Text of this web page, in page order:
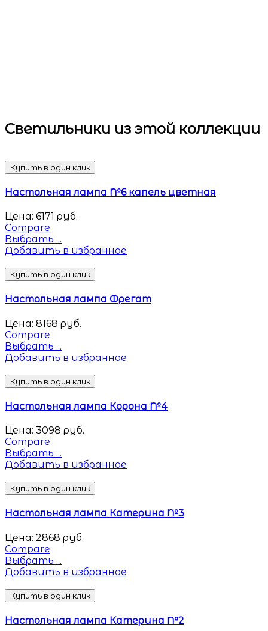
Светильники из этой коллекции
Купить в один клик
Настольная лампа №6 капель цветная
Цена: 6171 руб.
Compare
Выбрать ...
Добавить в избранное
Купить в один клик
Настольная лампа Фрегат
Цена: 8168 руб.
Compare
Выбрать ...
Добавить в избранное
Купить в один клик
Настольная лампа Корона №4
Цена: 3098 руб.
Compare
Выбрать ...
Добавить в избранное
Купить в один клик
Настольная лампа Катерина №3
Цена: 2868 руб.
Compare
Выбрать ...
Добавить в избранное
Купить в один клик
Настольная лампа Катерина №2